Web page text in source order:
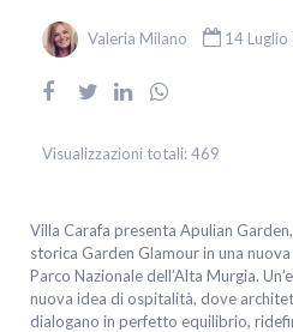
Valeria Milano 14
Visualizzazioni totali:469
Villa Carafa presenta Apulian
storica Garden Glamour in una
Parco Nazionale dell’Alta Murgia.
nuova idea di ospitalità, dove
dialogano in perfetto equilibrio,